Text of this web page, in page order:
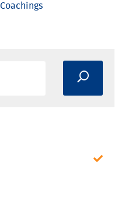
Coachings